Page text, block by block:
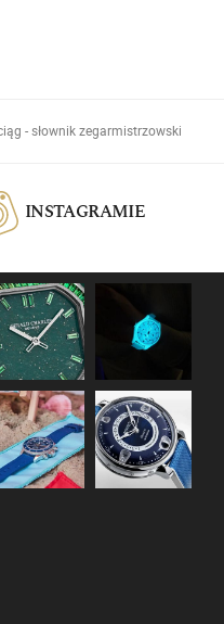
- słownik zegarmistrzowski
INSTAGRAMIE